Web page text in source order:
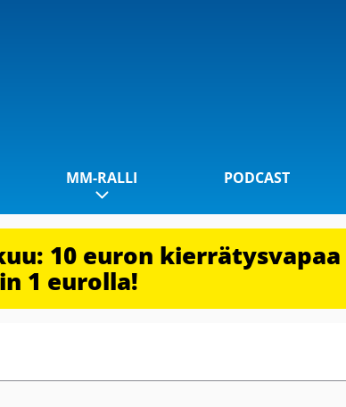
MM-RALLI PODCAST
10 euron
1 eurolla!